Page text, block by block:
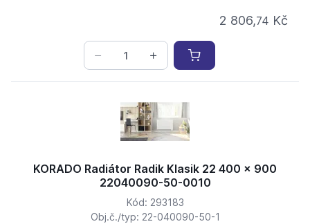
2 806,74 Kč
KORADO Radiátor Radik Klasik 22 400 x 900
22040090-50-0010
Kód: 293183
Obj.č./typ: 22-040090-50-1